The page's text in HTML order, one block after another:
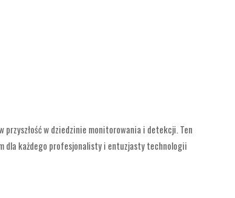
w dziedzinie monitorowania i detekcji. Ten
dla każdego profesjonalisty i entuzjasty technologii